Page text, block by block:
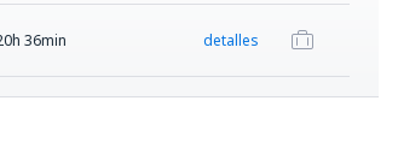
36min detalles